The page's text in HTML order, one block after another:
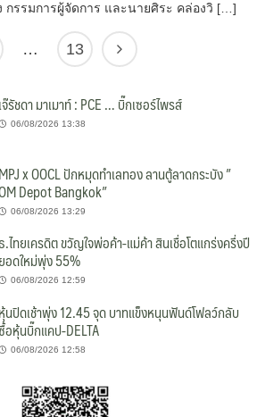
กรรมการผู้จัดการ และนายศิระ คล่องวิ […]
… 13
เจ๊รัชดา มาเมาท์ : PCE … บิ๊กเซอร์ไพรส์
06/08/2026 13:38
MPJ x OOCL ปักหมุดทำเลทอง ลานตู้ลาดกระบัง ”
Depot Bangkok”
06/08/2026 13:29
ธ.ไทยเครดิต ขวัญใจพ่อค้า-แม่ค้า สินเชื่อโตแกร่งครึ่งปี
ยอดใหม่พุ่ง 55%
06/08/2026 12:59
หุ้นปิดเช้าพุ่ง 12.45 จุด บาทแข็งหนุนฟันด์โฟลว์กลับ
อหุ้นบิ๊กแคป-DELTA
06/08/2026 12:58